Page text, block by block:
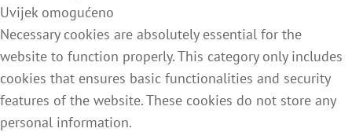
Uvijek omogućeno
Necessary cookies are absolutely essential for the
website to function properly. This category only includes
cookies that ensures basic functionalities and security
features of the website. These cookies do not store any
personal information.